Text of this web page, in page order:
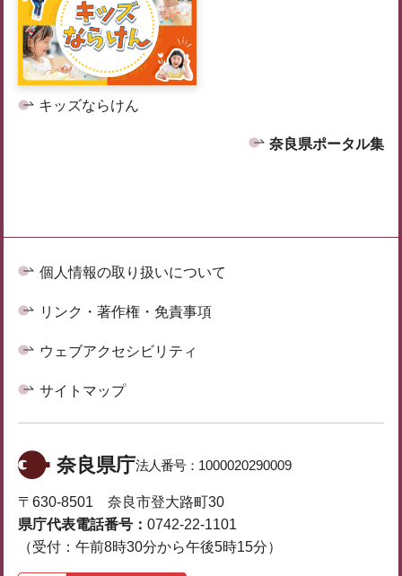
キッズならけん
奈良県ポータル集
個人情報の取り扱いについて
リンク・著作権・免責事項
ウェブアクセシビリティ
サイトマップ
奈良県庁法人番号： 1000020290009
〒630-8501 奈良市登大路町30
県庁代表電話番号： 0742-22-1101
（受付：午前8時30分から午後5時15分）